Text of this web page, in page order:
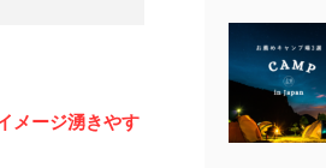
メージ湧きやす